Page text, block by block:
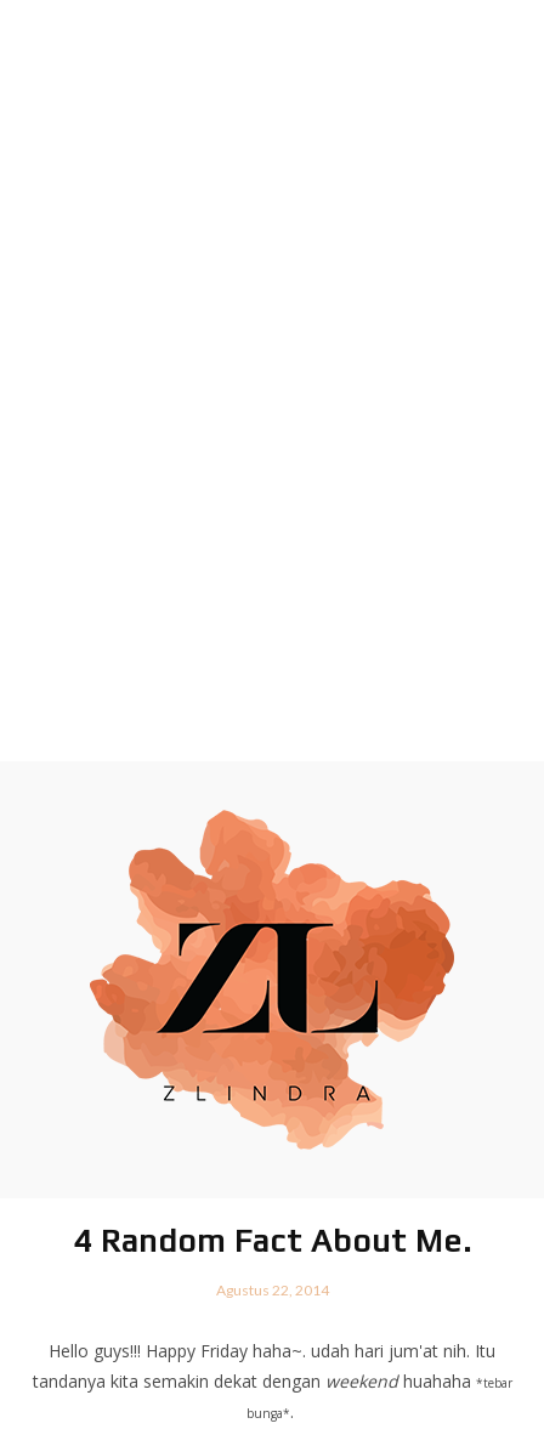
4 Random Fact About Me.
Agustus 22, 2014
Hello guys!!! Happy Friday haha~. udah hari jum'at nih. Itu
tandanya kita semakin dekat dengan weekendhuahaha *tebar
bunga*.